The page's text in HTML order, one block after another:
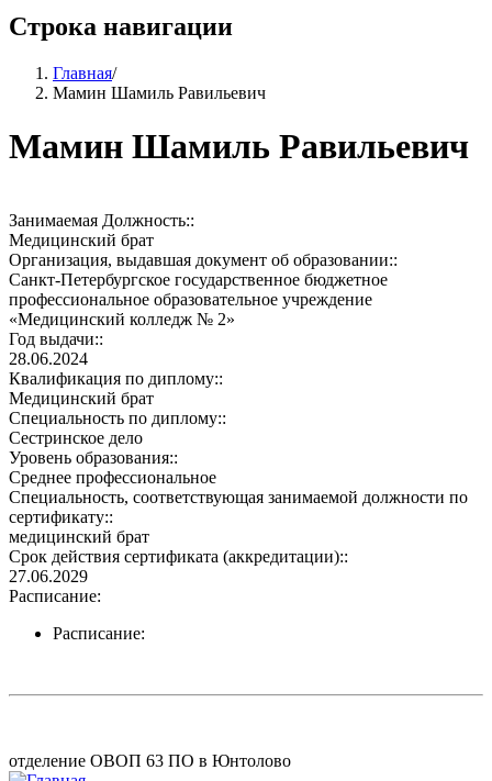
Строка навигации
Главная/
Мамин Шамиль Равильевич
Мамин Шамиль Равильевич
Занимаемая Должность::
Медицинский брат
Организация, выдавшая документ об образовании::
Санкт-Петербургское государственное бюджетное
профессиональное образовательное учреждение
«Медицинский колледж № 2»
Год выдачи::
28.06.2024
Квалификация по диплому::
Медицинский брат
Специальность по диплому::
Сестринское дело
Уровень образования::
Среднее профессиональное
Специальность, соответствующая занимаемой должности по
сертификату::
медицинский брат
Срок действия сертификата (аккредитации)::
27.06.2029
Расписание:
Расписание:
отделение ОВОП 63 ПО в Юнтолово